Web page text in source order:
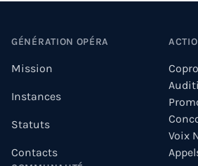
GÉNÉRATION OPÉRA
Mission
Instances
Statuts
Contacts
Voix